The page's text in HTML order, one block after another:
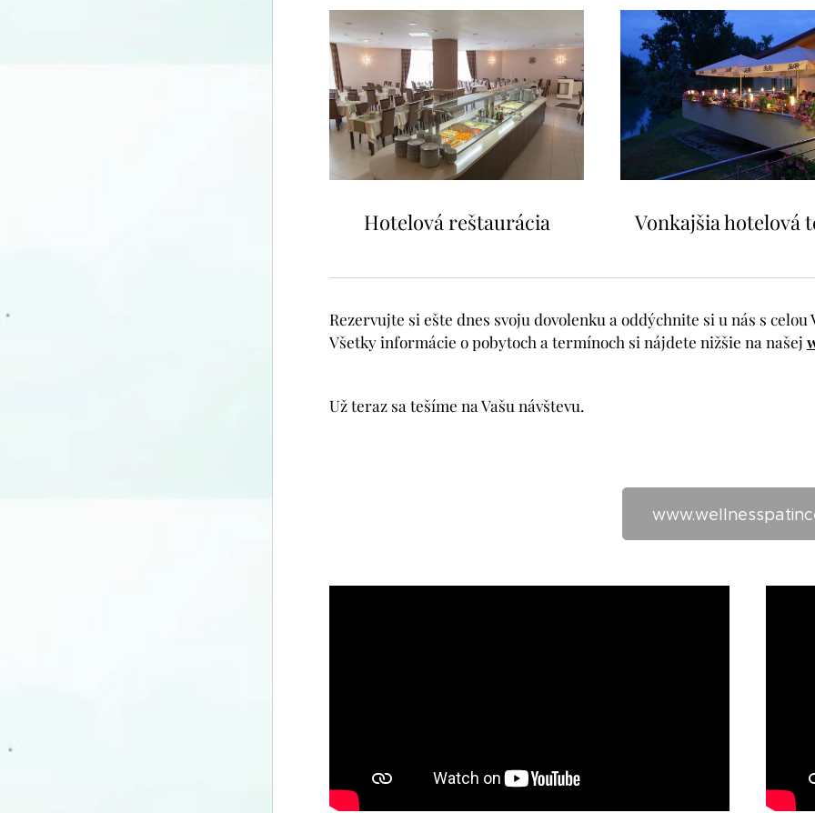
Hotelová reštaurácia Vonkajšia hotelová
Rezervujte si ešte dnes svoju dovolenku a oddýchnite si u nás s
Všetky informácie o pobytoch a termínoch si nájdete nižšie na našej
Už teraz sa tešíme na Vašu návštevu.